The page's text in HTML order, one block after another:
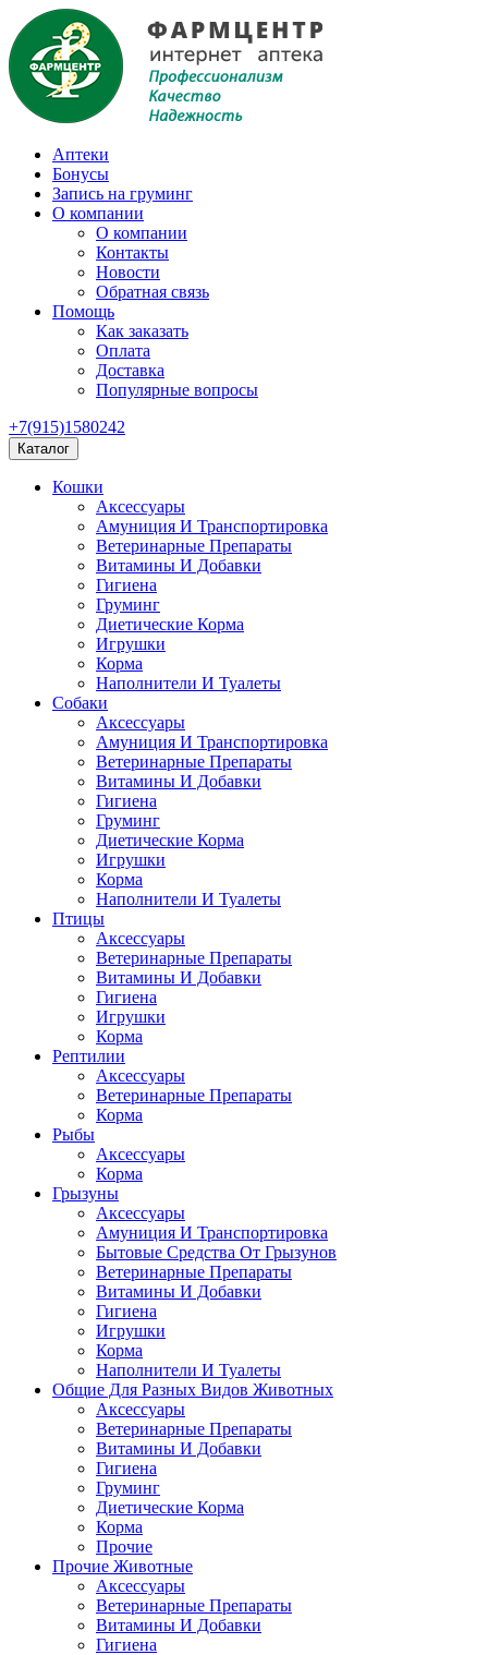
Аптеки
Бонусы
Запись на груминг
О компании
О компании
Контакты
Новости
Обратная связь
Помощь
Как заказать
Оплата
Доставка
Популярные вопросы
+7(915)1580242
Каталог
Кошки
Аксессуары
Амуниция И Транспортировка
Ветеринарные Препараты
Витамины И Добавки
Гигиена
Груминг
Диетические Корма
Игрушки
Корма
Наполнители И Туалеты
Собаки
Аксессуары
Амуниция И Транспортировка
Ветеринарные Препараты
Витамины И Добавки
Гигиена
Груминг
Диетические Корма
Игрушки
Корма
Наполнители И Туалеты
Птицы
Аксессуары
Ветеринарные Препараты
Витамины И Добавки
Гигиена
Игрушки
Корма
Рептилии
Аксессуары
Ветеринарные Препараты
Корма
Рыбы
Аксессуары
Корма
Грызуны
Аксессуары
Амуниция И Транспортировка
Бытовые Средства От Грызунов
Ветеринарные Препараты
Витамины И Добавки
Гигиена
Игрушки
Корма
Наполнители И Туалеты
Общие Для Разных Видов Животных
Аксессуары
Ветеринарные Препараты
Витамины И Добавки
Гигиена
Груминг
Диетические Корма
Корма
Прочие
Прочие Животные
Аксессуары
Ветеринарные Препараты
Витамины И Добавки
Гигиена